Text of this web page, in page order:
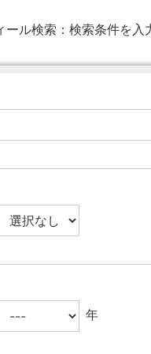
ール検索： 検索条件を入
年